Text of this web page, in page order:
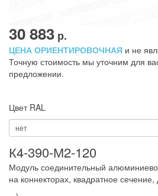
30 883 р.
ЦЕНА ОРИЕНТИРОВОЧНАЯ и не
Точную стоимость мы уточним для
предложении.
Цвет RAL
нет
К4-390-М2-120
Модуль соединительный
на коннекторах, квадратное